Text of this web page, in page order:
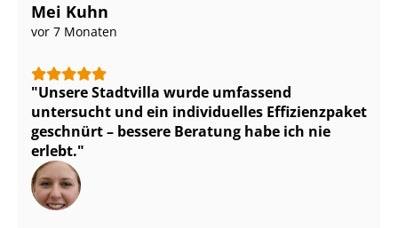
Mei Kuhn
vor 7 Monaten
Unsere Stadtvilla wurde umfassend
untersucht und ein individuelles Effizienzpaket
geschnürt – bessere Beratung habe ich nie
erlebt.